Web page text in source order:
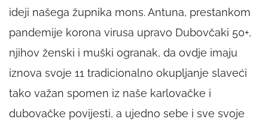
ideji našega župnika mons. Antuna, prestankom
pandemije korona virusa upravo Dubovčaki 50+,
njihov ženski i muški ogranak, da ovdje imaju
iznova svoje 11 tradicionalno okupljanje slaveći
tako važan spomen iz naše karlovačke i
dubovačke povijesti, a ujedno sebe i sve svoje